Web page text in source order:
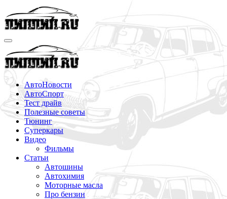
Перейти
к
содержимому
АвтоНовости
АвтоСпорт
Тест драйв
Полезные советы
Тюнинг
Суперкары
Видео
Фильмы
Статьи
Автошины
Автохимия
Моторные масла
Про бензин